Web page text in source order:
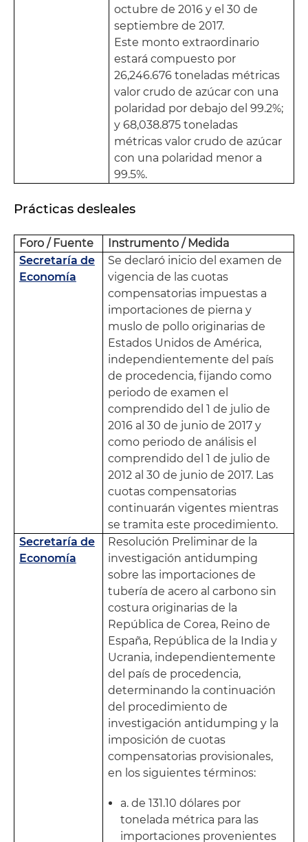
octubre de 2016 y el 30 de
septiembre de 2017.
Este monto extraordinario
estará compuesto por
26,246.676 toneladas métricas
valor crudo de azúcar con una
polaridad por debajo del 99.2%;
y 68,038.875 toneladas
métricas valor crudo de azúcar
con una polaridad menor a
99.5%.
Prácticas desleales
Foro / Fuente
Instrumento / Medida
Secretaría de
Economía
Se declaró inicio del examen de
vigencia de las cuotas
compensatorias impuestas a
importaciones de pierna y
muslo de pollo originarias de
Estados Unidos de América,
independientemente del país
de procedencia, fijando como
periodo de examen el
comprendido del 1 de julio de
2016 al 30 de junio de 2017 y
como periodo de análisis el
comprendido del 1 de julio de
2012 al 30 de junio de 2017. Las
cuotas compensatorias
continuarán vigentes mientras
se tramita este procedimiento.
Secretaría de
Economía
Resolución Preliminar de la
investigación antidumping
sobre las importaciones de
tubería de acero al carbono sin
costura originarias de la
República de Corea, Reino de
España, República de la India y
Ucrania, independientemente
del país de procedencia,
determinando la continuación
del procedimiento de
investigación antidumping y la
imposición de cuotas
compensatorias provisionales,
en los siguientes términos:
a. de 131.10 dólares por
tonelada métrica para las
importaciones provenientes